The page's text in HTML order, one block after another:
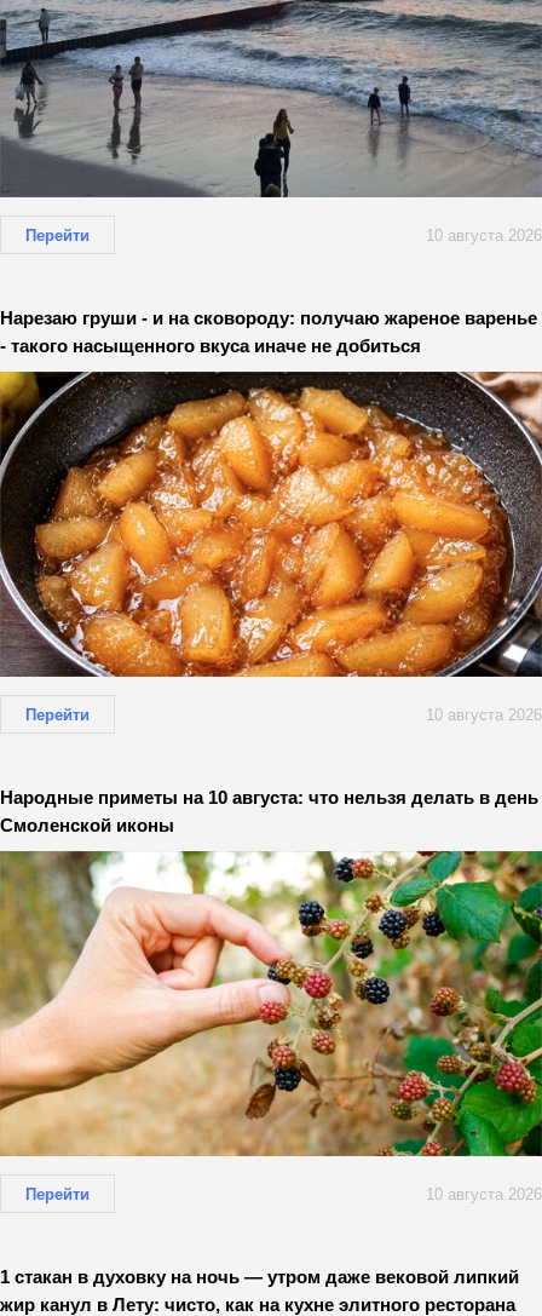
Перейти 10 августа 2026
Нарезаю груши - и на сковороду: получаю жареное варенье
- такого насыщенного вкуса иначе не добиться
Перейти 10 августа 2026
Народные приметы на 10 августа: что нельзя делать в день
Смоленской иконы
Перейти 10 августа 2026
1 стакан в духовку на ночь — утром даже вековой липкий
жир канул в Лету: чисто, как на кухне элитного ресторана